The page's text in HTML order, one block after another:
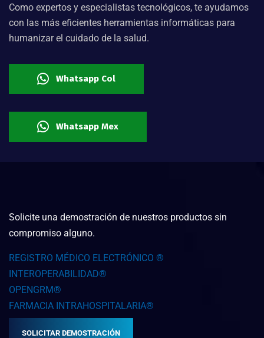
Como expertos y especialistas tecnológicos, te ayudamos
con las más eficientes herramientas informáticas para
humanizar el cuidado de la salud.
Whatsapp Col
Whatsapp Mex
Solicite una demostración de nuestros productos sin
compromiso alguno.
REGISTRO MÉDICO ELECTRÓNICO ®
INTEROPERABILIDAD®
OPENGRM®
FARMACIA INTRAHOSPITALARIA®
SOLICITAR DEMOSTRACIÓN